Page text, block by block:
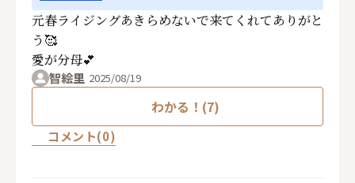
元春ライジングあきらめないで来てくれてありがと
う🥰
愛が分母💕
智絵里 2025/08/19
わかる！(7)
コメント(0)